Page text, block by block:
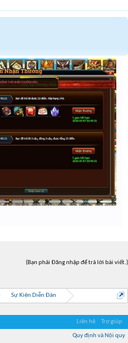
(Bạn phải Đăng nhập để trả lời bài viết.)
Sự Kiện Diễn Đàn
Liên hệ Trợ giúp
Quy định và Nội quy